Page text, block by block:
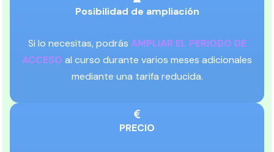
Posibilidad de ampliación
Si lo necesitas, podrás AMPLIAR EL PERIODO DE
ACCESO al curso durante varios meses adicionales
mediante una tarifa reducida.
PRECIO